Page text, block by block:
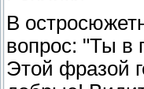
В
вопрос: "Ты в
Этой фразой